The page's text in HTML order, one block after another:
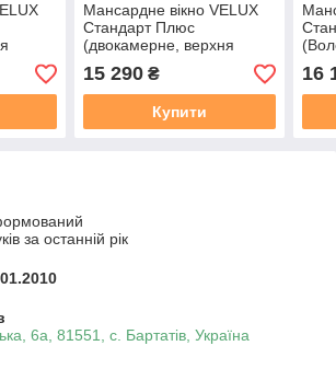
Мансардне вікно VELUX
Стандарт Плюс
(двокамерне, верхня
ручка, 66*98 см)
15 290₴
Купити
16
за останній рік
6а, 81551, с. Бартатів, Україна